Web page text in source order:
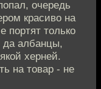
очередь
красиво на
портят только
да албанцы,
херней.
на товар - не